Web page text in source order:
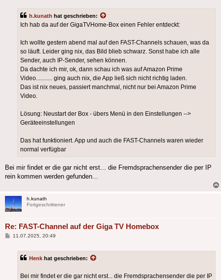
h.kunath hat geschrieben:
Ich hab da auf der GigaTVHome-Box einen Fehler entdeckt:
Ich wollte gestern abend mal auf den FAST-Channels schauen, was da
so läuft. Leider ging nix, das Bild blieb schwarz. Sonst habe ich alle
Sender, auch IP-Sender, sehen können.
Da dachte ich mir, ok, dann schau ich was auf Amazon Prime
Video........... ging auch nix, die App ließ sich nicht richtig laden.
Das ist nix neues, passiert manchmal, nicht nur bei Amazon Prime
Video.
Lösung: Neustart der Box - übers Menü in den Einstellungen -->
Geräteeinstellungen
Das hat funktioniert. App und auch die FAST-Channels waren wieder
normal verfügbar
Bei mir findet er die gar nicht erst... die Fremdsprachensender die per IP
rein kommen werden gefunden...
h.kunath
Fortgeschrittener
Re: FAST-Channel auf der Giga TV Homebox
Beitrag
11.07.2025, 20:49
Henk hat geschrieben:
Bei mir findet er die gar nicht erst... die Fremdsprachensender die per IP